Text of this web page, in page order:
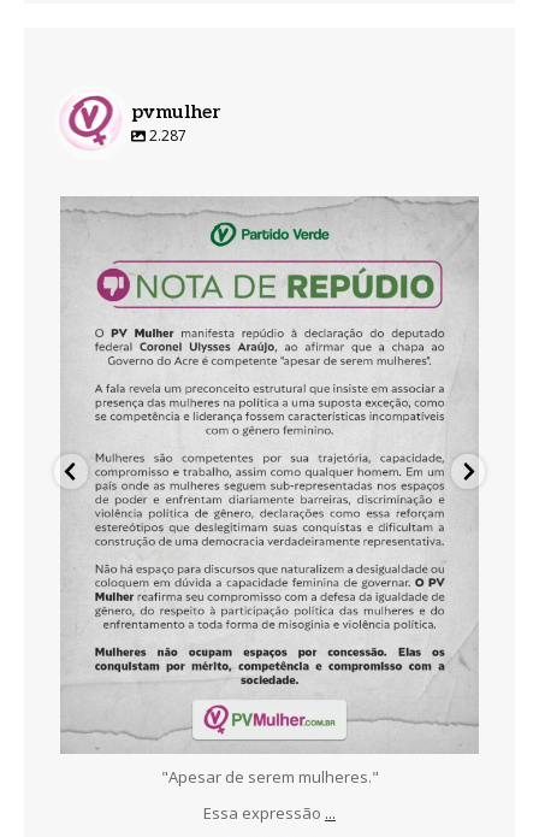
pvmulher
2.287
pvmulher
Ago 5
"Apesar de serem mulheres."
Essa expressão ...